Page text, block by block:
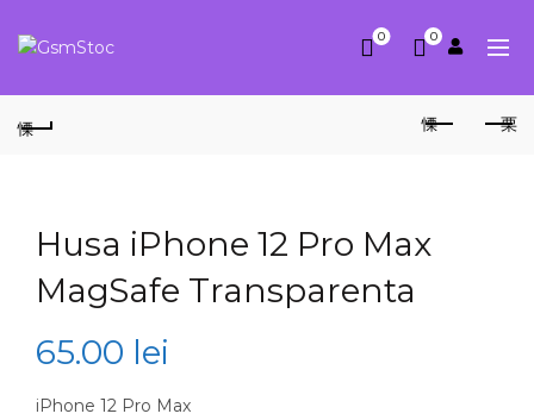
0 0
Husa iPhone 12 Pro Max
MagSafe Transparenta
65.00 lei
iPhone 12 Pro Max